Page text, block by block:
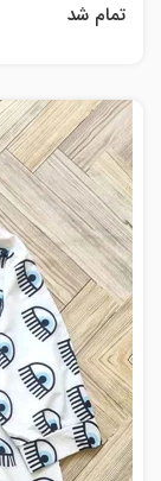
تمام شد